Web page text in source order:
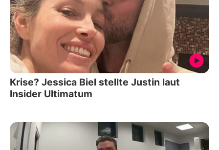
Krise? Jessica Biel stellte Justin laut
Insider Ultimatum